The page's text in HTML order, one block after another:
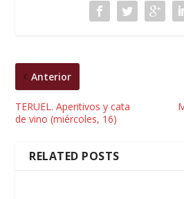
Anterior
TERUEL. Aperitivos y cata
de vino (miércoles, 16)
RELATED POSTS